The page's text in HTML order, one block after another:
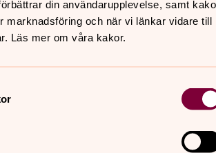
din användarupplevelse, samt
marknadsföring och när vi länkar vidare till
Läs mer om våra kakor.
2026
frågor på sidans innehåll?